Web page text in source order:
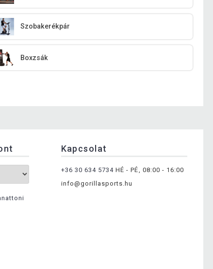
Szobakerékpár
Boxzsák
Kapcsolat
+36 30 634 5734 HÉ - PÉ, 08:00 - 16:00
info@gorillasports.hu